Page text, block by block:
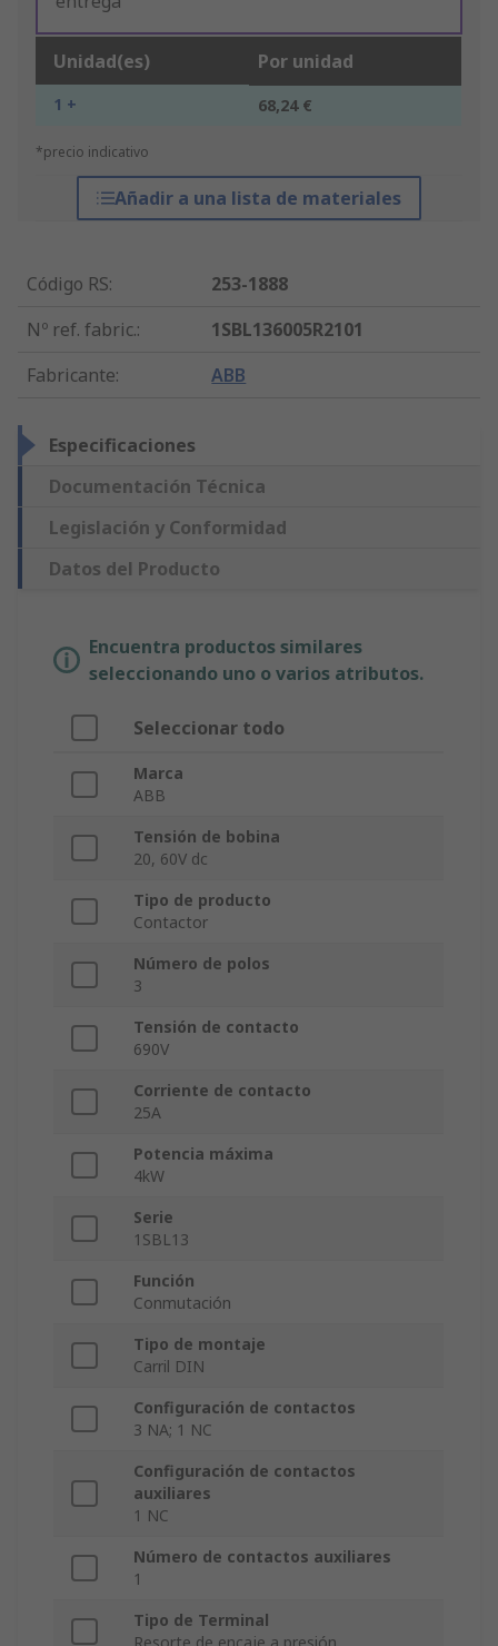
Unidad(es) Por unidad
1 + 68,24 €
*precio indicativo
Añadir a una lista de materiales
Código RS:
253-1888
Nº ref. fabric.:
1SBL136005R2101
Fabricante: ABB
Especificaciones
Documentación Técnica
Legislación y Conformidad
Datos del Producto
Encuentra productos similares
seleccionando uno o varios atributos.
Seleccionar todo
Marca
ABB
Tensión de bobina
20, 60V dc
Tipo de producto
Contactor
Número de polos
3
Tensión de contacto
690V
Corriente de contacto
25A
Potencia máxima
4kW
Serie
1SBL13
Función
Conmutación
Tipo de montaje
Carril DIN
Configuración de contactos
3 NA; 1 NC
Configuración de contactos
auxiliares
1 NC
Número de contactos auxiliares
1
Tipo de Terminal